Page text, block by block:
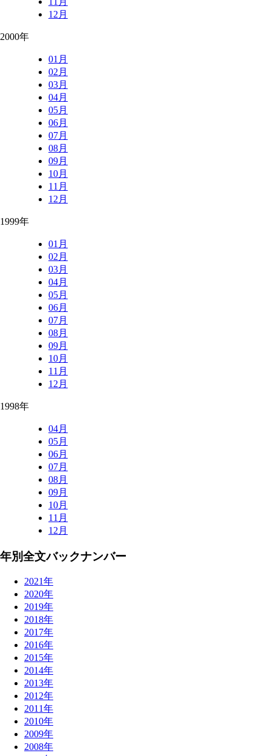
12月
2000年
01月
02月
03月
04月
05月
06月
07月
08月
09月
10月
11月
12月
1999年
01月
02月
03月
04月
05月
06月
07月
08月
09月
10月
11月
12月
1998年
04月
05月
06月
07月
08月
09月
10月
11月
12月
年別全文バックナンバー
2021年
2020年
2019年
2018年
2017年
2016年
2015年
2014年
2013年
2012年
2011年
2010年
2009年
2008年